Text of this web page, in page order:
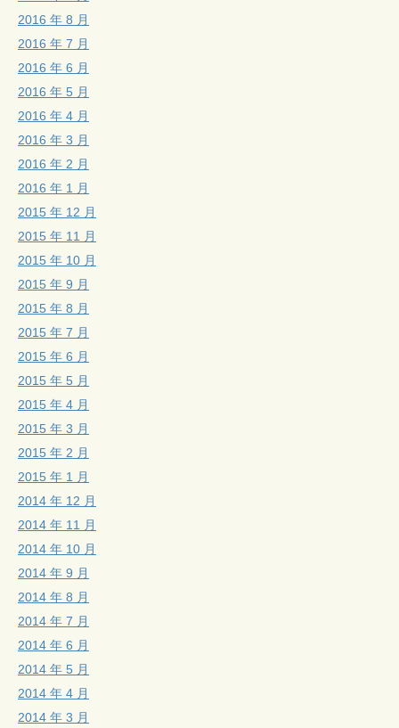
2016 年 8 月
2016 年 7 月
2016 年 6 月
2016 年 5 月
2016 年 4 月
2016 年 3 月
2016 年 2 月
2016 年 1 月
2015 年 12 月
2015 年 11 月
2015 年 10 月
2015 年 9 月
2015 年 8 月
2015 年 7 月
2015 年 6 月
2015 年 5 月
2015 年 4 月
2015 年 3 月
2015 年 2 月
2015 年 1 月
2014 年 12 月
2014 年 11 月
2014 年 10 月
2014 年 9 月
2014 年 8 月
2014 年 7 月
2014 年 6 月
2014 年 5 月
2014 年 4 月
2014 年 3 月